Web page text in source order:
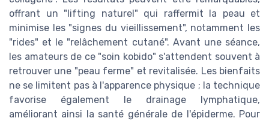
offrant un "lifting naturel" qui raffermit la peau et
minimise les "signes du vieillissement", notamment les
"rides" et le "relâchement cutané". Avant une séance,
les amateurs de ce "soin kobido" s'attendent souvent à
retrouver une "peau ferme" et revitalisée. Les bienfaits
ne se limitent pas à l'apparence physique ; la technique
favorise également le drainage lymphatique,
améliorant ainsi la santé générale de l'épiderme. Pour